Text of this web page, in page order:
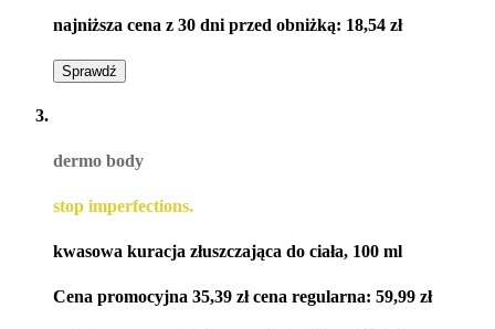
najniższa cena z 30 dni przed obniżką: 18,54 zł
Sprawdź
dermo body
stop imperfections.
kwasowa kuracja złuszczająca do ciała, 100 ml
Cena promocyjna 35,39 zł cena regularna: 59,99 zł